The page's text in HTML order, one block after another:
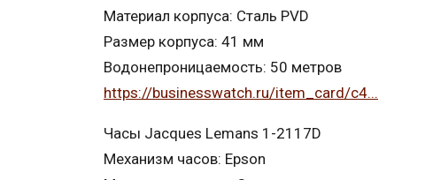
Материал корпуса: Сталь PVD
Размер корпуса: 41 мм
Водонепроницаемость: 50 метров
https://businesswatch.ru/item_card/c4...
Часы Jacques Lemans 1-2117D
Механизм часов: Epson